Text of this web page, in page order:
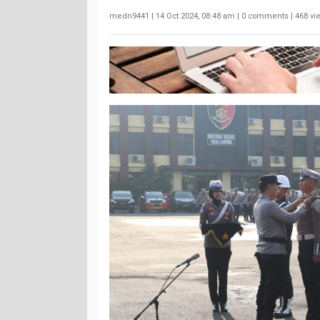
medn9441 | 14 Oct 2024, 08:48 am | 0 comments | 468